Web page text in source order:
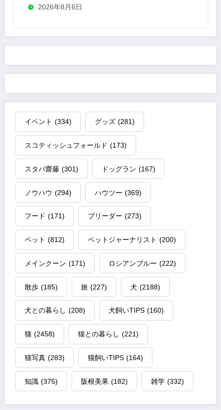
2026年8月6日
イベント (334) グッズ (281)
スコティッシュフォールド (173)
スタパ齋藤 (301) ドッグラン (167)
ノウハウ (294) ハウツー (369)
フード (171) ブリーダー (273)
ペット (812) ペットジャーナリスト (200)
メインクーン (171) ロシアンブルー (222)
散歩 (185) 旅 (227) 犬 (2188)
犬との暮らし (208) 犬飼いTIPS (160)
猫 (2458) 猫との暮らし (221)
猫写真 (283) 猫飼いTIPS (164)
知識 (375) 阪根美果 (182) 雑学 (332)